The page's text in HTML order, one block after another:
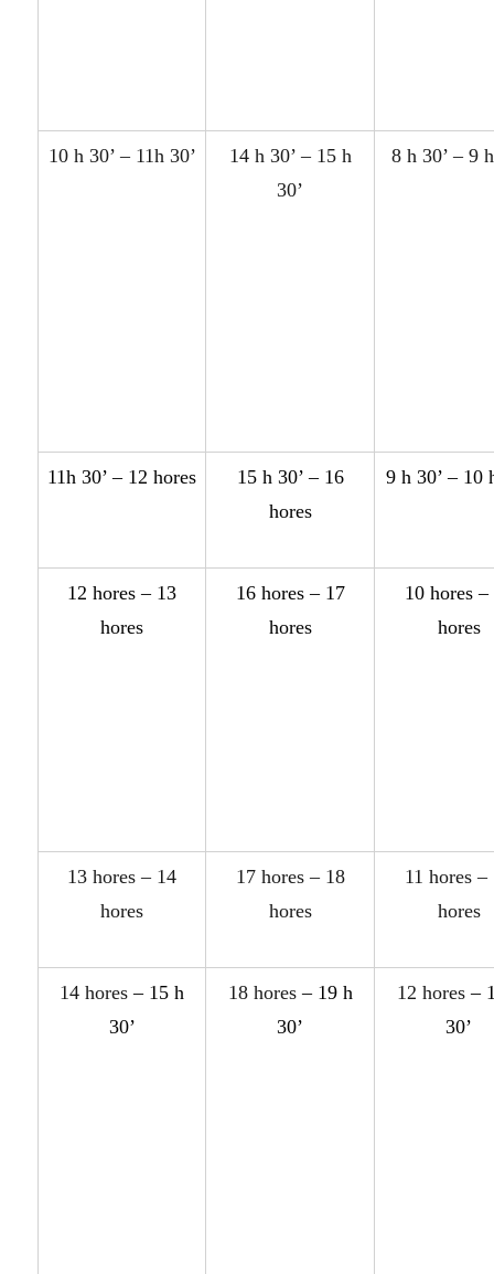
10 h 30’ – 11h 30’
14 h 30’ – 15 h
30’
8 h 30’ – 9
11h 30’ – 12 hores
15 h 30’ – 16
hores
9 h 30’ – 10
12 hores – 13
hores
16 hores – 17
hores
10 hores –
hores
13 hores – 14
hores
17 hores – 18
hores
11 hores –
hores
14 hores – 15 h
30’
18 hores– 19 h
30’
12 hores–
30’